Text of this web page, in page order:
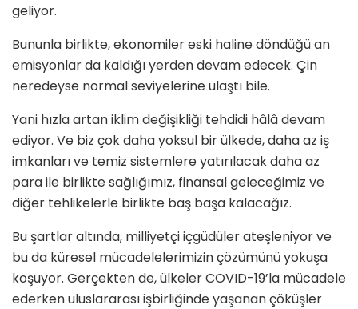
geliyor.
Bununla birlikte, ekonomiler eski haline döndüğü an
emisyonlar da kaldığı yerden devam edecek. Çin
neredeyse normal seviyelerine ulaştı bile.
Yani hızla artan iklim değişikliği tehdidi hâlâ devam
ediyor. Ve biz çok daha yoksul bir ülkede, daha az iş
imkanları ve temiz sistemlere yatırılacak daha az
para ile birlikte sağlığımız, finansal geleceğimiz ve
diğer tehlikelerle birlikte baş başa kalacağız.
Bu şartlar altında, milliyetçi içgüdüler ateşleniyor ve
bu da küresel mücadelelerimizin çözümünü yokuşa
koşuyor. Gerçekten de, ülkeler COVID-19’la mücadele
ederken uluslararası işbirliğinde yaşanan çöküşler